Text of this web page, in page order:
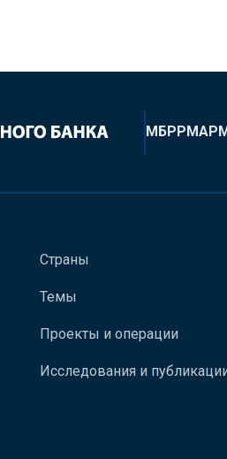
МБРРМАР
Страны
Темы
Проекты и операции
Исследования и